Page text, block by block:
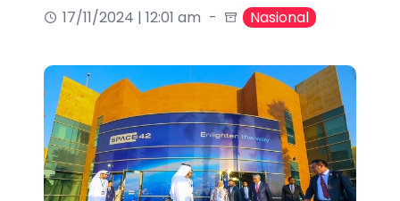
17/11/2024 | 12:01 am
Nasional